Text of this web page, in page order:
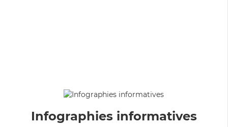
Infographies informatives